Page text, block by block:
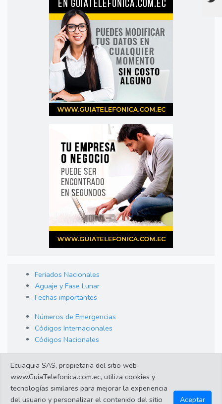
Feriados Nacionales
Aguaje y Fase Lunar
Fechas importantes
Números de Emergencias
Códigos Internacionales
Códigos Nacionales
Cambio de Divisas
Enlaces de interes
Ecuaguia SAS, propietaria del sitio web
www.GuiaTelefonica.com.ec, utiliza cookies y
tecnologías similares para mejorar la experiencia
del usuario y personalizar el contenido del sitio
Aceptar